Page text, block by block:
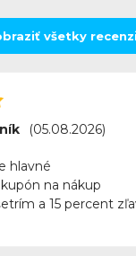
všetky
(05.08.2026)
hlavné
na nákup
a 15 percent